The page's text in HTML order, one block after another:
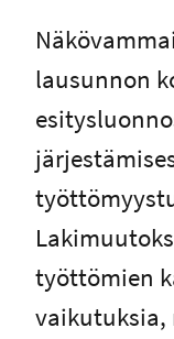
lausunnon
työttömien